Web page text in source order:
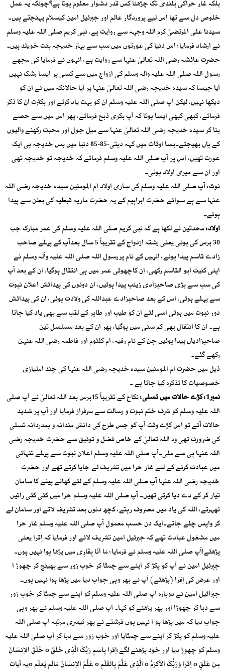
بلکہ غار حراکی بلندی تک چڑھنا کس قدر دشوار معلوم ہوتا ہے؟چونکہ یہ عمل
خلوص دل سے تھا اس لیے پروردگار عالم اور جبرئیل امین کیسلام پہنچتے ہیں۔
سیدنا علی المرتضیٰ کرم اللہ وجہہ سے روایت ہے، نبی کریم صلی اللہ علیہ وسلم
نے ارشاد فرمایا: اس دنیا کی عورتوں میں سب سے بہتر خدیجہ بنت خویلد ہیں۔
حضرت عائشہ رضی اللہ تعالیٰ عنہا سے روایت ہے، انہوں نے فرمایا کی مجھے
رسول اللہ صلی اللہ علیہ وآلہ وسلم کی ازواج میں سے کسی پر ایسا رشک نہیں
آیا جیسا کہ سیدہ خدیجہ رضی اللہ تعالیٰ عنہا پر آیا حالانکہ میں نے ان کو
دیکھا نہیں، لیکن آپ صلی اللہ علیہ وسلم ان کو بہت یاد کرتے اور بکثرت ان کا ذکر
فرماتے، کبھی کبھی ایسا ہوتا کہ آپ بکری ذبح فرماتے، پھر اس میں سے حصے
بنا کر سیدہ خدیجہ رضی اللہ تعالیٰ عنہا سے میل جول اور محبت رکھنے والیوں
کے ہاں بھیجتے۔بسا اوقات میں کہہ دیتی-85-85 دنیا میں بس خدیجہ ہی ایک
عورت تھیں، اس پر آپ صلی اللہ علیہ وسلم فرماتے کہ خدیجہ تو خدیجہ تھی
اور ان سے میری اولاد ہوئی۔
نوٹ: آپ صلی اللہ علیہ وسلم کی ساری اولاد ام المومنین سیدہ خدیجہ رضی اللہ
عنہا سے ہے سوائے حضرت ابراہیم کے یہ حضرت ماریہ قبطیہ کی بطن سے پیدا
ہوئے۔
اولاد:محدثین نے لکھا ہے کہ نبی کریم صلی اللہ علیہ وسلم کی عمر مبارک جب
30 برس کی ہوئی یعنی رشتہ ازدواج کے تقریباً 5 سال بعدآپ کے پہلے صاحب
زادے قاسم پیدا ہوئے، انہیں کے نام پررسول اللہ صلی اللہ علیہ وآلہ وسلم نے
اپنی کنیت ابو القاسم رکھی، ان کاچھوٹی عمر میں ہی انتقال ہوگیا، ان کے بعد آپ
کی سب سے بڑی صاحبزادی زینب پیدا ہوئیں، ان دونوں کی پیدائش اعلان نبوت
سے پہلے ہوئی، اس کے بعد صاحبزادے عبداللہ کی ولادت ہوئی، ان کی پیدائش
دور نبوت میں ہوئی اسی لئے ان کو طیب اور طاہر کے لقب سے بھی یاد کیا جاتا
ہے۔ ان کا انتقال بھی کم سنی میں ہوگیا، پھر ان کے بعد مسلسل تین
صاحبزادیاں پیدا ہوئیں جن کے نام رقیہ، ام کلثوم اور فاطمہ رضی اللہ عنہن
رکھے گئے۔
ذیل میں حضرت ام المومنین سیدہ خدیجہ رضی اللہ عنہا کی چند امتیازی
خصوصیات کا تذکرہ کیا جاتا ہے ۔
نمبر1: کڑے حالات میں تسلی:
نکاح کے تقریباً 15برس بعد اللہ تعالیٰ نے آپ صلی
اللہ علیہ وسلم کو شرف ختم نبوت و رسالت سے سرفراز فرمایا اور آپ پر شدید
حالات آئے تو اس کڑے وقت آپ کو جس طرح کی دانش مندانہ و ہمدردانہ تسلی
کی ضرورت تھی وہ اللہ تعالیٰ کے خاص فضل و توفیق سے حضرت خدیجہ رضی
اللہ عنہا ہی سے ملی۔آپ صلی اللہ علیہ وسلم اعلان نبوت سے پہلے تنہائی
میں عبادت کرنے کے لئے غار حرا میں تشریف لے جایا کرتے تھے اور حضرت
خدیجہ رضی اللہ عنہا آپ صلی اللہ علیہ وسلم کے لئے کھانے پینے کا سامان
تیار کر کے دے دیا کرتی تھیں۔ آپ صلی اللہ علیہ وسلم حرا میں کئی کئی راتیں
ٹھہرتے، اللہ کی یاد میں مصروف رہتے، کچھ دنوں بعد تشریف لاتے اور سامان لے
کر واپس چلے جاتے۔ایک دن حسب معمول آپ صلی اللہ علیہ وسلم غار حرا
میں مشغول عبادت تھے کہ جبرئیل امین تشریف لائے اور فرمایا کہ اِقرا یعنی
پڑھئے!آپ صلی اللہ علیہ وسلم نے فرمایا: مَا اَنَا بِقَارِی میں پڑھا ہوا نہیں ہوں۔
جبرئیل امین نے آپ کو پکڑ کر اپنے سے چمٹا کر خوب زور سے بھینچ کر چھوڑ ا
اور عرض کی اِقرا (پڑھئے) آپ نے بھر وہی جواب دیا میں پڑھا ہوا نہیں ہوں۔
جبرائیل امین نے دوبارہ آپ صلی اللہ علیہ وسلم کو اپنے سے چمٹا کر خوب زور
سے دبا کر چھوڑا اور پھر پڑھنے کو کہا۔ آپ صلی اللہ علیہ وسلم نے پھر وہی
جواب دیا کہ میں پڑھا ہو ا نہیں ہوں فرشتے نے پھر تیسری مرتبہ آپ صلی اللہ
علیہ وسلم کو پکڑ کر اپنے سے چمٹایا اور خوب زور سے دبا کر آپ صلی اللہ علیہ
وسلم کو چھوڑ دیا اور خود پڑھنے لگے:اِقرا بِاسمِ رَبِّکَ الَّذِی خَلَقَ o خَلَقَ الاِنسَانَ
مِن عَلَقٍ o اِقرا وَرَبّْکَ الاَکرَمْ o الَّذِی عَلَّمَ بِالقَلَمِ o عَلَّمَ الاِنسَانَ مَالَم یَعلَم oیہ آیات